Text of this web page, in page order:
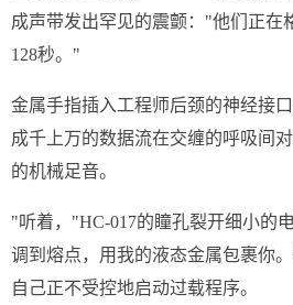
成声带发出罕见的震颤："他们正在
128秒。"
金属手指插入工程师后颈的神经接
成千上万的数据流在交缠的呼吸间
的机械足音。
"听着，"HC-017的瞳孔裂开细小的
调到熔点，用我的液态金属包裹你
自己正不受控地启动过载程序。